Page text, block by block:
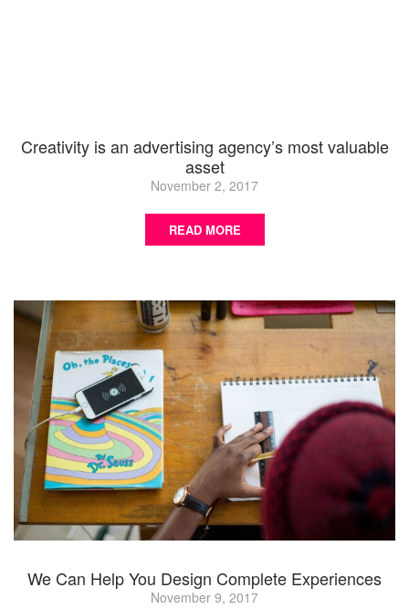
Creativity is an advertising agency’s most valuable
asset
November 2, 2017
READ MORE
We Can Help You Design Complete Experiences
November 9, 2017